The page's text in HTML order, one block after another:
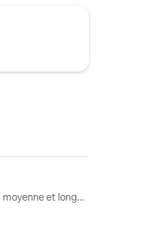
Locations moyenne et longue durée